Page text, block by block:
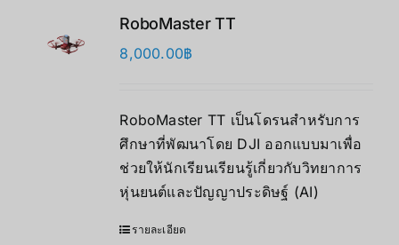
RoboMaster TT
8,000.00฿
RoboMaster TT เป็นโดรนสำหรับการ
ศึกษาที่พัฒนาโดย DJI ออกแบบมาเพื่อ
ช่วยให้นักเรียนเรียนรู้เกี่ยวกับวิทยาการ
หุ่นยนต์และปัญญาประดิษฐ์ (AI)
รายละเอียด